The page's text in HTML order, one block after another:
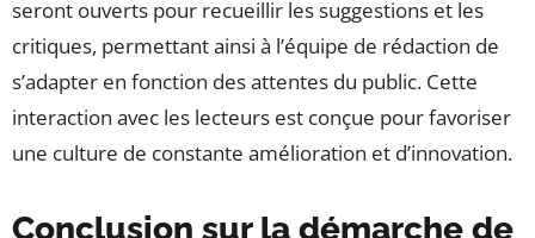
seront ouverts pour recueillir les suggestions et les
critiques, permettant ainsi à l’équipe de rédaction de
s’adapter en fonction des attentes du public. Cette
interaction avec les lecteurs est conçue pour favoriser
une culture de constante amélioration et d’innovation.
Conclusion sur la démarche de